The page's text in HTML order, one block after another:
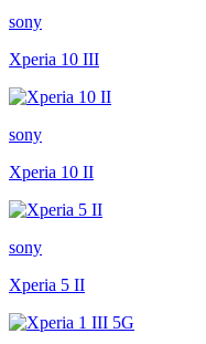
sony
Xperia 10 III
sony
Xperia 10 II
sony
Xperia 5 II